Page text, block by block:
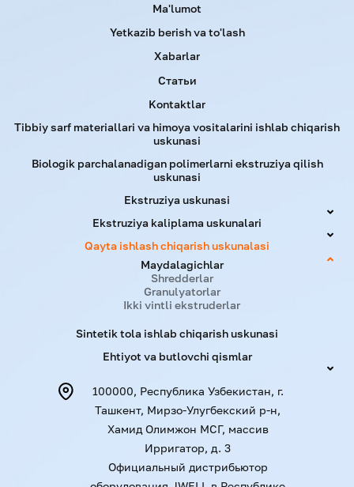
Tibbiy sarf materiallari va himoya vositalarini ishlab chiqarish
uskunasi
Biologik parchalanadigan polimerlarni ekstruziya qilish
uskunasi
Ekstruziya uskunasi
Ekstruziya kaliplama uskunalari
Qayta ishlash chiqarish uskunalasi
Maydalagichlar
Shredderlar
Granulyatorlar
Ikki vintli ekstruderlar
Sintetik tola ishlab chiqarish uskunasi
Ehtiyot va butlovchi qismlar
Ma'lumot
Yetkazib berish va to'lash
Xabarlar
Статьи
Kontaktlar
100000, Республика Узбекистан, г.
Ташкент, Мирзо-Улугбекский р-н,
Хамид Олимжон МСГ, массив
Ирригатор, д. 3
Официальный дистрибьютор